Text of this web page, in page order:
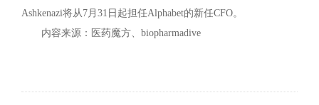
Ashkenazi将从7月31日起担任Alphabet的新任CFO。
内容来源：医药魔方、biopharmadive